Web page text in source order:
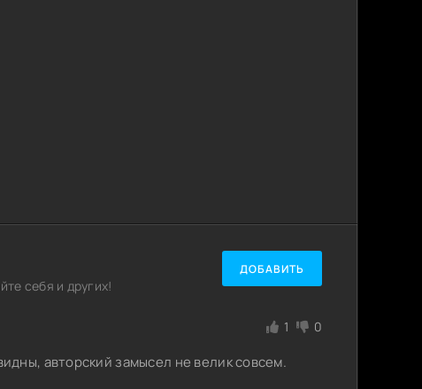
себя и других!
ДОБАВИТЬ
1 0
авторский замысел не велик совсем.